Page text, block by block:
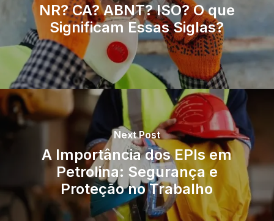
NR? CA? ABNT? ISO? O que
Significam Essas Siglas?
Next Post
A Importância dos EPIs em
Petrolina: Segurança e
Proteção no Trabalho